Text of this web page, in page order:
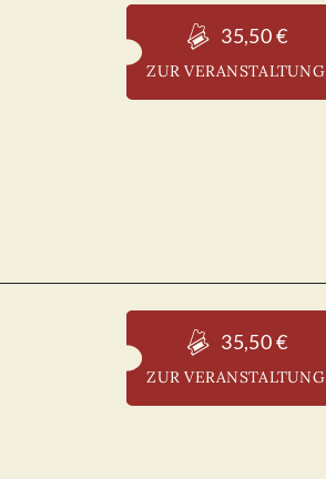
35,50 €
ZUR VERANSTALTUNG
35,50 €
ZUR VERANSTALTUNG